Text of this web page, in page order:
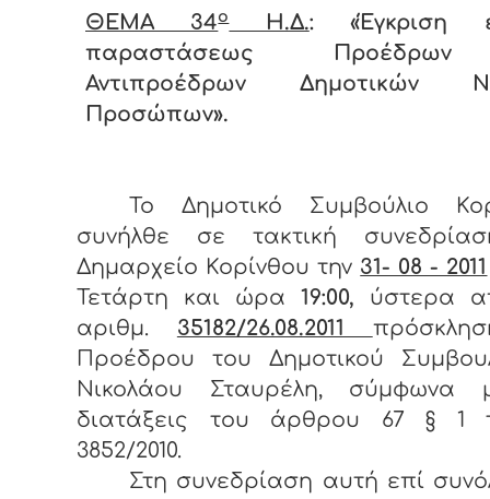
ΘΕΜΑ 34οΗ.Δ.: «Έγκριση
παραστάσεως
Αντιπροέδρων Δημοτικών
Προσώπων».
Το Δημοτικό Συμβούλιο
συνήλθε σε τακτική
Δημαρχείο Κορίνθου την 31- 08 - 2011
Τετάρτη και ώρα19:00, ύστερα
αριθμ. 35182/26.08.2011
Προέδρου του Δημοτικού
Νικολάου Σταυρέλη, σύμφωνα
διατάξεις του άρθρου 67 § 1
3852/2010.
Στη συνεδρίαση αυτή επί